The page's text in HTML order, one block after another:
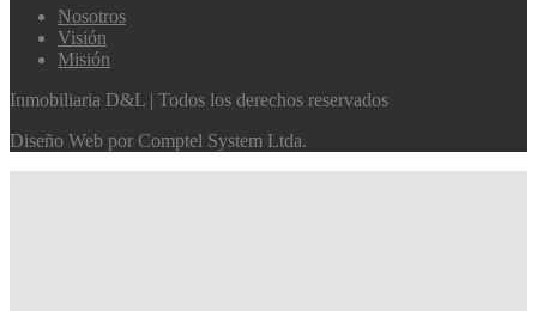
Nosotros
Visión
Misión
Inmobiliaria D&L | Todos los derechos reservados
Diseño Web por Comptel System Ltda.